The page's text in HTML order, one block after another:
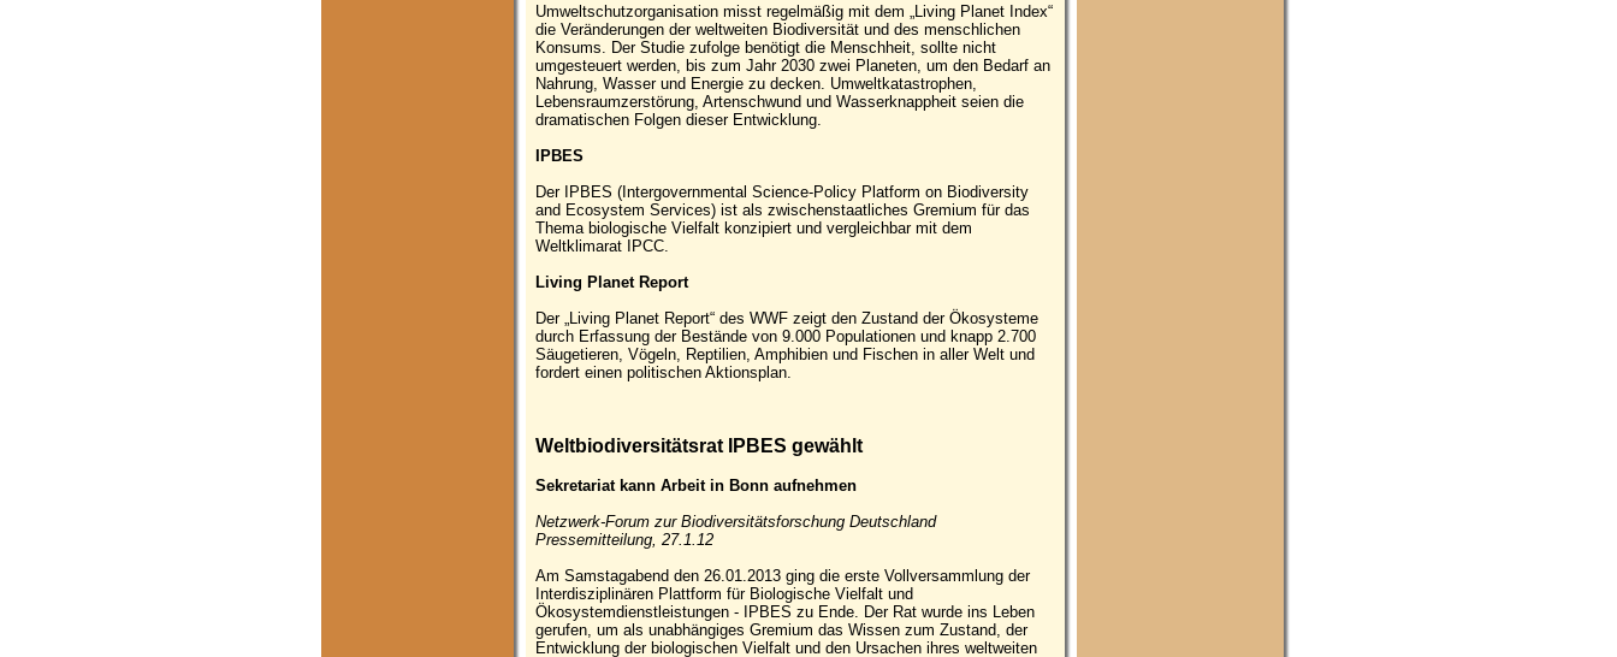
Umweltschutzorganisation misst regelmäßig mit dem „Living Planet Index“
die Veränderungen der weltweiten Biodiversität und des menschlichen
Konsums. Der Studie zufolge benötigt die Menschheit, sollte nicht
umgesteuert werden, bis zum Jahr 2030 zwei Planeten, um den Bedarf an
Nahrung, Wasser und Energie zu decken. Umweltkatastrophen,
Lebensraumzerstörung, Artenschwund und Wasserknappheit seien die
dramatischen Folgen dieser Entwicklung.
IPBES
Der IPBES (Intergovernmental Science-Policy Platform on Biodiversity
and Ecosystem Services) ist als zwischenstaatliches Gremium für das
Thema biologische Vielfalt konzipiert und vergleichbar mit dem
Weltklimarat IPCC.
Living Planet Report
Der „Living Planet Report“ des WWF zeigt den Zustand der Ökosysteme
durch Erfassung der Bestände von 9.000 Populationen und knapp 2.700
Säugetieren, Vögeln, Reptilien, Amphibien und Fischen in aller Welt und
fordert einen politischen Aktionsplan.
Weltbiodiversitätsrat IPBES gewählt
Sekretariat kann Arbeit in Bonn aufnehmen
Netzwerk-Forum zur Biodiversitätsforschung Deutschland
Pressemitteilung, 27.1.12
Am Samstagabend den 26.01.2013 ging die erste Vollversammlung der
Interdisziplinären Plattform für Biologische Vielfalt und
Ökosystemdienstleistungen - IPBES zu Ende. Der Rat wurde ins Leben
gerufen, um als unabhängiges Gremium das Wissen zum Zustand, der
Entwicklung der biologischen Vielfalt und den Ursachen ihres weltweiten